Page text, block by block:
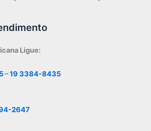
Ligue:
–19 3384-8435
2647